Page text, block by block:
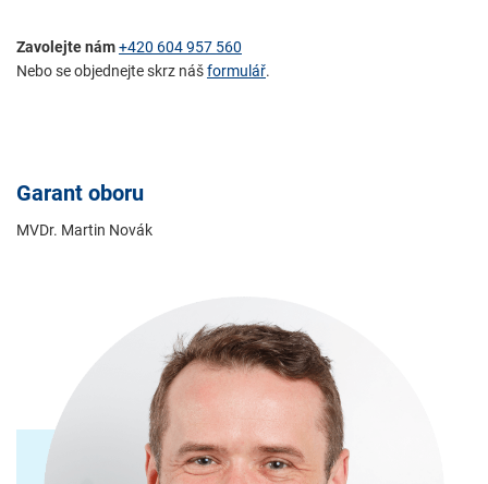
Zavolejte nám+420 604 957 560
Nebo se objednejte skrz nášformulář.
Garant oboru
MVDr. Martin Novák